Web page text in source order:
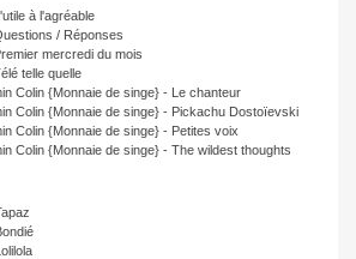
à l'agréable
/ Réponses
mercredi du mois
telle quelle
Colin {Monnaie de singe} - Le chanteur
Colin {Monnaie de singe} - Pickachu Dostoïevski
Colin {Monnaie de singe} - Petites voix
Colin {Monnaie de singe} - The wildest thoughts